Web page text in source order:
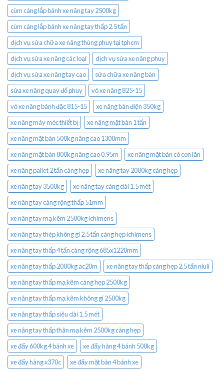
cùm càng lắp bánh xe nâng tay 2500kg
cùm càng lắp bánh xe nâng tay thấp 2.5 tấn
dịch vụ sửa chữa xe nâng thùng phuy tại tphcm
dịch vụ sửa xe nâng các loại
dịch vụ sửa xe nâng phuy
dịch vụ sửa xe nâng tay cao
sửa chữa xe nâng bàn
sửa xe nâng quay đổ phuy
vỏ xe nâng 825-15
vỏ xe nâng bánh đặc 815-15
xe nâng bàn điện 350kg
xe nâng máy móc thiết bị
xe nâng mặt bàn 1 tấn
xe nâng mặt bàn 500kg nâng cao 1300mm
xe nâng mặt bàn 800kg nâng cao 0.95m
xe nâng mặt bàn có con lăn
xe nâng pallet 2 tấn càng hẹp
xe nâng tay 2000kg càng hẹp
xe nâng tay 3500kg
xe nâng tay càng dài 1.5 mét
xe nâng tay càng rộng thấp 51mm
xe nâng tay mạ kẽm 2500kg ichimens
xe nâng tay thép không gỉ 2.5 tấn càng hẹp ichimens
xe nâng tay thấp 4 tấn càng rộng 685x1220mm
xe nâng tay thấp 2000kg ac20m
xe nâng tay thấp càng hẹp 2.5 tấn niuli
xe nâng tay thấp mạ kẽm càng hẹp 2500kg
xe nâng tay thấp mạ kẽm không gỉ 2500kg
xe nâng tay thấp siêu dài 1.5 mét
xe nâng tay thấp thân mạ kẽm 2500kg càng hẹp
xe đẩy 600kg 4 bánh xe
xe đẩy hàng 4 bánh 500kg
xe đẩy hàng x370c
xe đẩy mặt bàn 4 bánh xe